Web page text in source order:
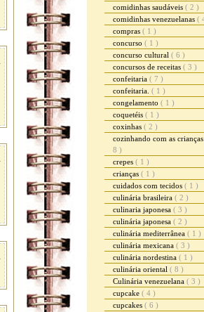
comidinhas saudáveis ( 2 )
comidinhas venezuelanas (
compras ( 1 )
concurso ( 1 )
concurso cultural ( 6 )
concursos de receitas ( 3 )
confeitaria ( 7 )
confeitaria. ( 1 )
congelamento ( 1 )
coquetéis ( 1 )
coxinhas ( 2 )
cozinhando com as
8 )
crepes ( 1 )
crianças ( 1 )
cuidados com tecidos ( 1 )
culinária brasileira ( 2 )
culinaria japonesa ( 3 )
culinária japonesa ( 2 )
culinária mediterrânea ( 1 )
culinária mexicana ( 3 )
culinária nordestina ( 1 )
culinária oriental ( 8 )
Culinária venezuelana ( 3 )
cupcake ( 4 )
cupcakes ( 6 )